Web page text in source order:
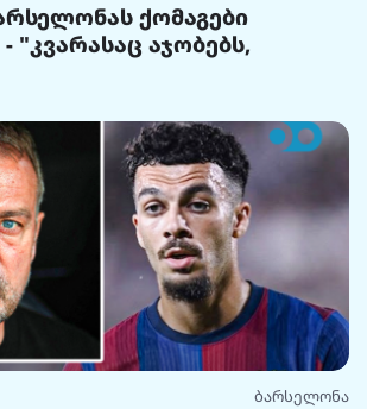
ქომაგები
- "კვარასაც აჯობებს,
ბარსელონა